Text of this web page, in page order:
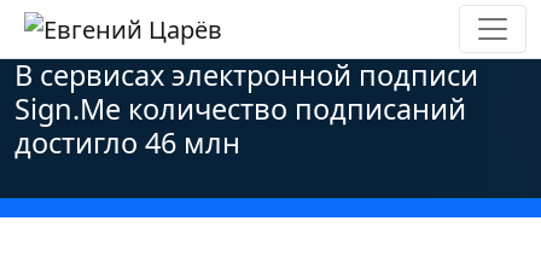
Главная»Новости»Основные новости
В сервисах электронной подписи
Sign.Me количество подписаний
достигло 46 млн